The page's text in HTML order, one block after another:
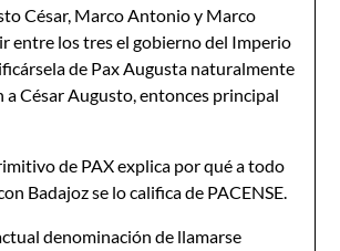
César, Marco Antonio y Marco
entre los tres el gobierno del Imperio
de Pax Augusta naturalmente
a César Augusto, entonces principal
de PAX explica por qué a todo
Badajoz se lo califica de PACENSE.
denominación de llamarse